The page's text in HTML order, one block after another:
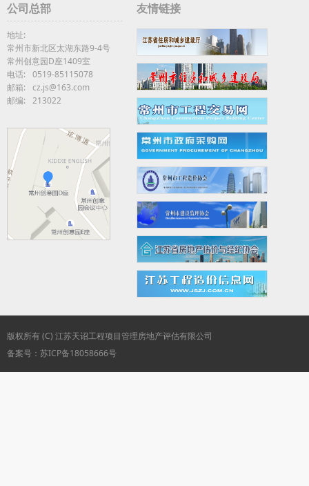
公司总部
地址:
常州市新北区太湖东路9-4号
常州创意园D座1409室
电话:
0519-85115078
邮箱:
cz.js@163.com
邮编:
213022
友情链接
版权所有 (C) 江苏天诏工程项目管理房地产评估有限公司
备案号：苏ICP备18058666号